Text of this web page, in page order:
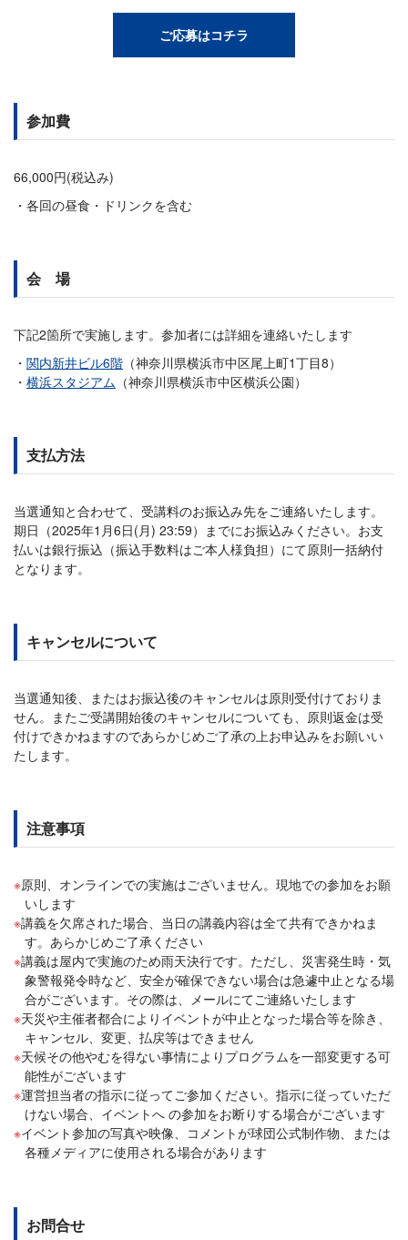
ご応募はコチラ
参加費
66,000円(税込み)
各回の昼食・ドリンクを含む
会 場
下記2箇所で実施します。参加者には詳細を連絡いたします
関内新井ビル6階 （神奈川県横浜市中区尾上町1丁目8）
横浜スタジアム （神奈川県横浜市中区横浜公園）
支払方法
当選通知と合わせて、受講料のお振込み先をご連絡いたします。
期日（2025年1月6日(月) 23:59）までにお振込みください。お支
払いは銀行振込（振込手数料はご本人様負担）にて原則一括納付
となります。
キャンセルについて
当選通知後、またはお振込後のキャンセルは原則受付けておりま
せん。またご受講開始後のキャンセルについても、原則返金は受
付けできかねますのであらかじめご了承の上お申込みをお願いい
たします。
注意事項
原則、オンラインでの実施はございません。現地での参加をお願
いします
講義を欠席された場合、当日の講義内容は全て共有できかねま
す。あらかじめご了承ください
講義は屋内で実施のため雨天決行です。ただし、災害発生時・気
象警報発令時など、安全が確保できない場合は急遽中止となる場
合がございます。その際は、メールにてご連絡いたします
天災や主催者都合によりイベントが中止となった場合等を除き、
キャンセル、変更、払戻等はできません
天候その他やむを得ない事情によりプログラムを一部変更する可
能性がございます
運営担当者の指示に従ってご参加ください。指示に従っていただ
けない場合、イベントへ の参加をお断りする場合がございます
イベント参加の写真や映像、コメントが球団公式制作物、または
各種メディアに使用される場合があります
お問合せ